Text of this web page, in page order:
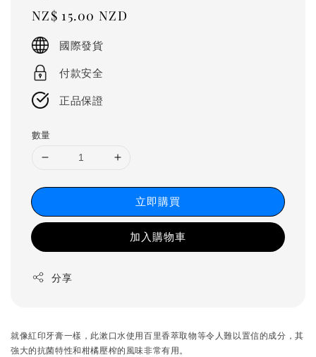
Regular
price
NZ$ 15.00 NZD
國際發貨
付款安全
正品保證
數量
立即購買
加入購物車
分享
就像紅印牙膏一樣，此漱口水使用百里香萃取物等令人難以置信的成分，其
強大的抗菌特性和柑橘壓榨的風味非常有用。